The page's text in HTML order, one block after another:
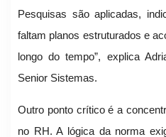
Pesquisas são aplicadas,
faltam planos estruturados e
longo do tempo”, explica
Senior Sistemas.
Outro ponto crítico é a
no RH. A lógica da norma